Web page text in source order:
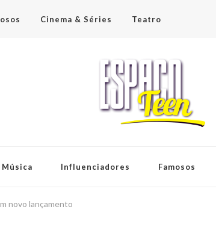
Cinema & Séries Teatro
Música Influenciadores Famosos
novo lançamento